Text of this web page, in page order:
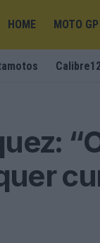
HOME MOTO GP